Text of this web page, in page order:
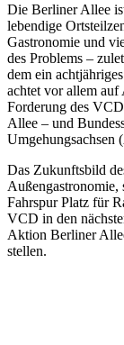
Die Berliner Allee
lebendige
Gastronomie und
des Problems –
dem ein
achtet vor allem
Forderung des
Allee – und
Umgehungsachsen
Das Zukunftsbild
Außengastronomie,
Fahrspur Platz für
VCD in den
Aktion Berliner
stellen.